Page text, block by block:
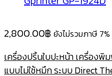
2,800.00฿ ยังไม่รวมภาษี 7%
เครื่องปริ้นใบปะหน้า เครื่อง
แบบไม่ใช้หมึก ระบบ Direct